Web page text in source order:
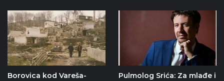
Borovica kod Vareša-
Pulmolog Srića: Za mlađe i